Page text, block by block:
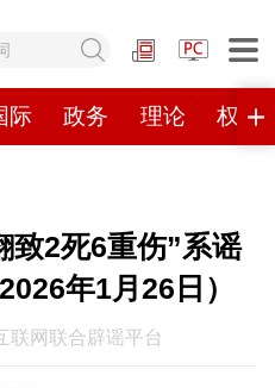
际 政务 理论 权威
地图
权威发布 原创
手机报
致2死6重伤”系谣
年1月26日）
联网联合辟谣平台